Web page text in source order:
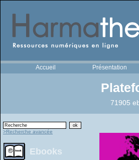
Accueil Présentation
71905
>Recherche avancée
Ebooks